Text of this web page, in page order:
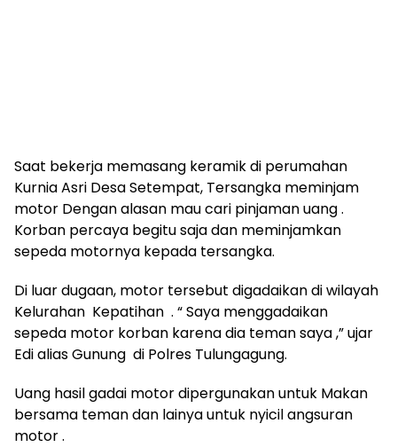
Saat bekerja memasang keramik di perumahan
Kurnia Asri Desa Setempat, Tersangka meminjam
motor Dengan alasan mau cari pinjaman uang .
Korban percaya begitu saja dan meminjamkan
sepeda motornya kepada tersangka.
Di luar dugaan, motor tersebut digadaikan di wilayah
Kelurahan Kepatihan . “ Saya menggadaikan
sepeda motor korban karena dia teman saya ,” ujar
Edi alias Gunung di Polres Tulungagung.
Uang hasil gadai motor dipergunakan untuk Makan
bersama teman dan lainya untuk nyicil angsuran
motor .